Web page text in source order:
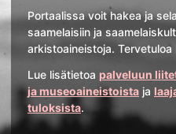
Portaalissa voit hakea ja
saamelaisiin ja
arkistoaineistoja.
Lue lisätietoa palveluun
ja museoaineistoista ja
tuloksista.